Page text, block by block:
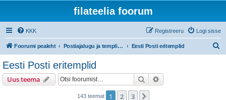
filateelia foorum
KKK Logi sisse
Registreeru
Foorumi pealeht Postiajalugu ja templijäljendite kogumine Eesti Posti eritemplid
Eesti Posti eritemplid
Uus teema Otsi
143 teemat 1 2 3